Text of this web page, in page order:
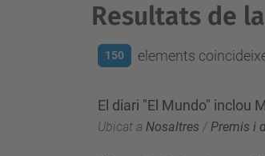
Resultats de
150 elements
El diari "El Mundo" inclou
Ubicat a Nosaltres / Premis i